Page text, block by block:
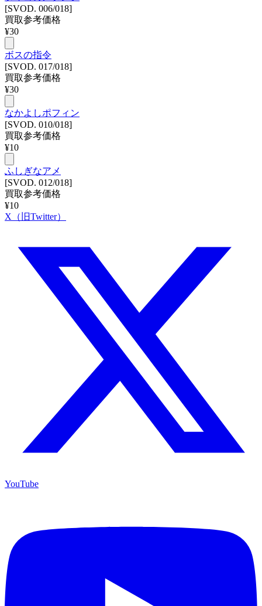
[SVOD. 006/018]
買取参考価格
¥30
ボスの指令
[SVOD. 017/018]
買取参考価格
¥30
なかよしポフィン
[SVOD. 010/018]
買取参考価格
¥10
ふしぎなアメ
[SVOD. 012/018]
買取参考価格
¥10
X（旧Twitter）
YouTube